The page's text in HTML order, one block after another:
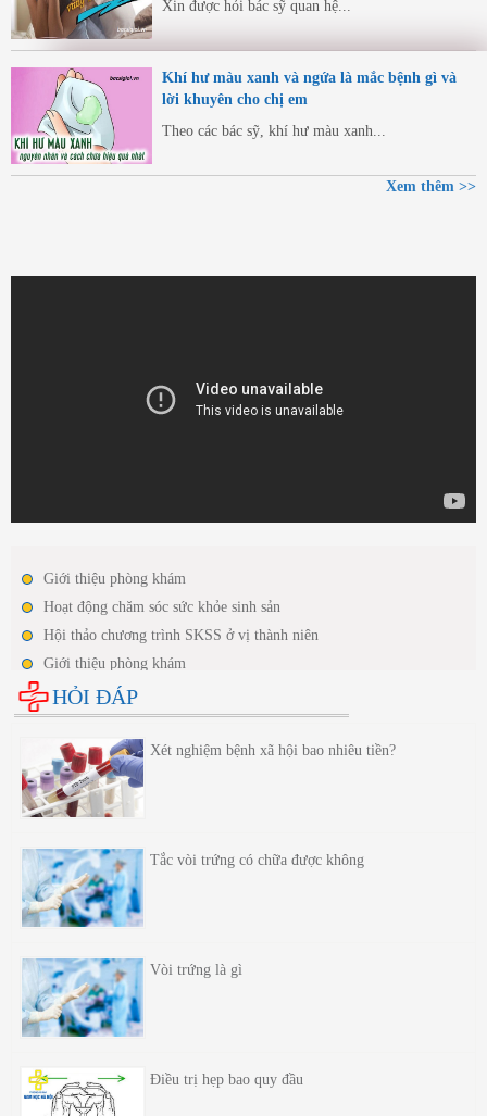
Xin được hỏi bác sỹ quan hệ...
Khí hư màu xanh và ngứa là mắc bệnh gì và
lời khuyên cho chị em
Theo các bác sỹ, khí hư màu xanh...
Xem thêm >>
Giới thiệu phòng khám
Hoạt động chăm sóc sức khỏe sinh sản
Hội thảo chương trình SKSS ở vị thành niên
Giới thiệu phòng khám
Hoạt động chăm sóc sức khỏe sinh sản
Hội thảo chương trình SKSS ở vị thành niên
HỎI ĐÁP
Xét nghiệm bệnh xã hội bao nhiêu tiền?
Tắc vòi trứng có chữa được không
Vòi trứng là gì
Điều trị hẹp bao quy đầu